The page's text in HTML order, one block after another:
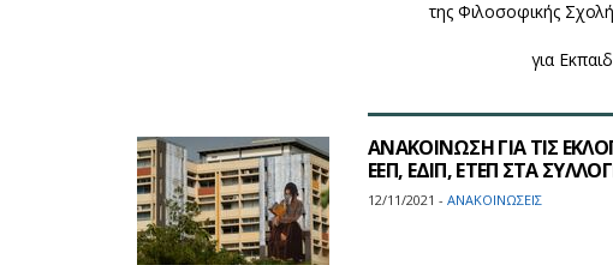
της Φιλοσοφικής
για
ΑΝΑΚΟΙΝΩΣΗ ΓΙΑ ΤΙΣ
ΕΕΠ, ΕΔΙΠ, ΕΤΕΠ ΣΤΑ
12/11/2021 - ΑΝΑΚΟΙΝΩΣΕΙΣ